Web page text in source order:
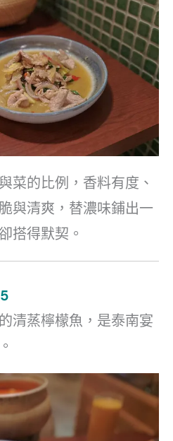
菜的比例，香料有度、
與清爽，替濃味鋪出一
搭得默契。
清蒸檸檬魚，是泰南宴